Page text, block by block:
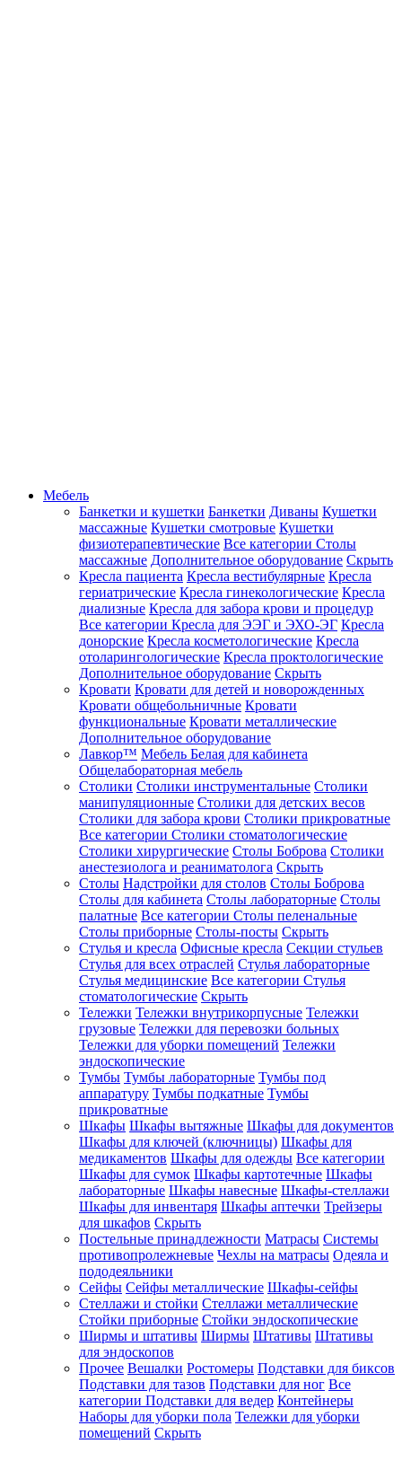
Мебель
Банкетки и кушетки Банкетки Диваны Кушетки
массажные Кушетки смотровые Кушетки
физиотерапевтические Все категории Столы
массажные Дополнительное оборудование Скрыть
Кресла пациента Кресла вестибулярные Кресла
гериатрические Кресла гинекологические Кресла
диализные Кресла для забора крови и процедур
Все категории Кресла для ЭЭГ и ЭХО-ЭГ Кресла
донорские Кресла косметологические Кресла
отоларингологические Кресла проктологические
Дополнительное оборудование Скрыть
Кровати Кровати для детей и новорожденных
Кровати общебольничные Кровати
функциональные Кровати металлические
Дополнительное оборудование
Лавкор™ Мебель Белая для кабинета
Общелабораторная мебель
Столики Столики инструментальные Столики
манипуляционные Столики для детских весов
Столики для забора крови Столики прикроватные
Все категории Столики стоматологические
Столики хирургические Столы Боброва Столики
анестезиолога и реаниматолога Скрыть
Столы Надстройки для столов Столы Боброва
Столы для кабинета Столы лабораторные Столы
палатные Все категории Столы пеленальные
Столы приборные Столы-посты Скрыть
Стулья и кресла Офисные кресла Секции стульев
Стулья для всех отраслей Стулья лабораторные
Стулья медицинские Все категории Стулья
стоматологические Скрыть
Тележки Тележки внутрикорпусные Тележки
грузовые Тележки для перевозки больных
Тележки для уборки помещений Тележки
эндоскопические
Тумбы Тумбы лабораторные Тумбы под
аппаратуру Тумбы подкатные Тумбы
прикроватные
Шкафы Шкафы вытяжные Шкафы для документов
Шкафы для ключей (ключницы) Шкафы для
медикаментов Шкафы для одежды Все категории
Шкафы для сумок Шкафы картотечные Шкафы
лабораторные Шкафы навесные Шкафы-стеллажи
Шкафы для инвентаря Шкафы аптечки Трейзеры
для шкафов Скрыть
Постельные принадлежности Матрасы Системы
противопролежневые Чехлы на матрасы Одеяла и
пододеяльники
Сейфы Сейфы металлические Шкафы-сейфы
Стеллажи и стойки Стеллажи металлические
Стойки приборные Стойки эндоскопические
Ширмы и штативы Ширмы Штативы Штативы
для эндоскопов
Прочее Вешалки Ростомеры Подставки для биксов
Подставки для тазов Подставки для ног Все
категории Подставки для ведер Контейнеры
Наборы для уборки пола Тележки для уборки
помещений Скрыть